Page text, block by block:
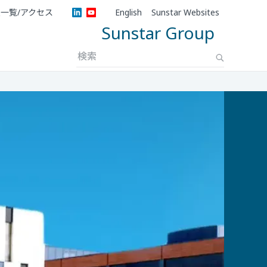
覧/アクセス English Sunstar Websites
Sunstar Group